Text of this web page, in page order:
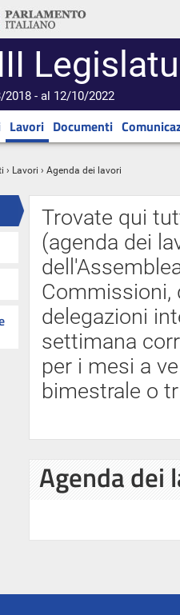
2018 - al 12/10/2022
Lavori Documenti
› Lavori › Agenda dei lavori
Trovate qui
(agenda dei
Commissioni,
delegazioni
settimana
per i mesi a
bimestrale o
Agenda dei